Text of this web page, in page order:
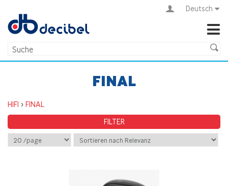
Deutsch
FINAL
HIFI > FINAL
FILTER